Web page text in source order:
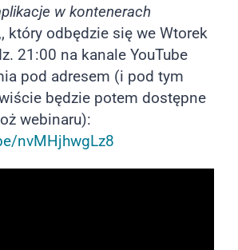
w kontenerach
który odbędzie się we Wtorek
21:00 na kanale YouTube
pod adresem (i pod tym
będzie potem dostępne
webinaru):
nvMHjhwgLz8